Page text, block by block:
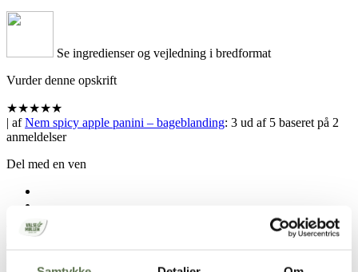
Se ingredienser og vejledning i bredformat
Vurder denne opskrift
★★★★★
| afNem spicy apple panini – bageblanding: 3 ud af 5 baseret på 2
anmeldelser
Del med en ven
Hold skærmen tændt